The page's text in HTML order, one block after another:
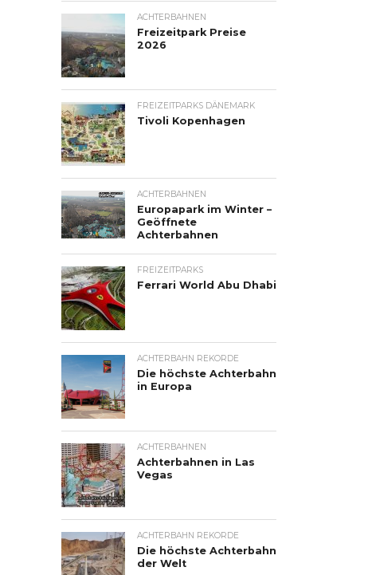
ACHTERBAHNEN
Freizeitpark Preise
2026
FREIZEITPARKS DÄNEMARK
Tivoli Kopenhagen
ACHTERBAHNEN
Europapark im Winter –
Geöffnete
Achterbahnen
FREIZEITPARKS
Ferrari World Abu Dhabi
ACHTERBAHN REKORDE
Die höchste Achterbahn
in Europa
ACHTERBAHNEN
Achterbahnen in Las
Vegas
ACHTERBAHN REKORDE
Die höchste Achterbahn
der Welt